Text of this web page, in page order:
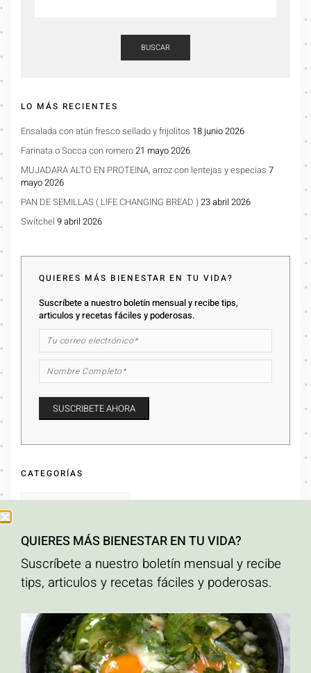
BUSCAR
LO MÁS RECIENTES
Ensalada con atún fresco sellado y frijolitos 18 junio 2026
Farinata o Socca con romero21 mayo 2026
MUJADARA ALTO EN PROTEINA, arroz con lentejas y especias 7
mayo 2026
PAN DE SEMILLAS ( LIFE CHANGING BREAD )23 abril 2026
Switchel 9 abril 2026
QUIERES MÁS BIENESTAR EN TU VIDA?
Suscríbete a nuestro boletín mensual y recibe tips,
articulos y recetas fáciles y poderosas.
CATEGORÍAS
ARCHIVOS
ETIQUETAS
ahuyama Alto en proteína calabaza asada carrot cake crema hidratante para el
cuerpo hecha en casa Cripetas con caramelo crispetas desayuno Desayunos
altos en proteína Ensaladas libre de gluten natural orgánico Palomitas de maiz
QUIERES MÁS BIENESTAR EN TU VIDA?
Suscríbete a nuestro boletín mensual y recibe
tips, articulos y recetas fáciles y poderosas.